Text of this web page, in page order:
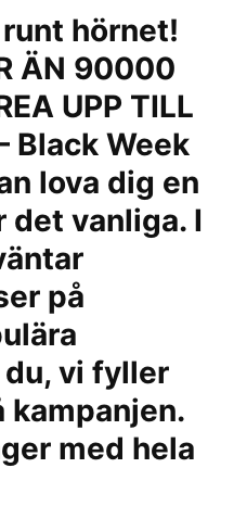
hörnet!
ÄN 90000
UPP TILL
Black Week
lova dig en
vanliga. I
på
vi fyller
kampanjen.
med hela